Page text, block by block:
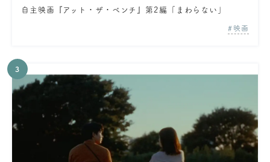
自主映画『アット・ザ・ベンチ』第2編「まわらない」
映画